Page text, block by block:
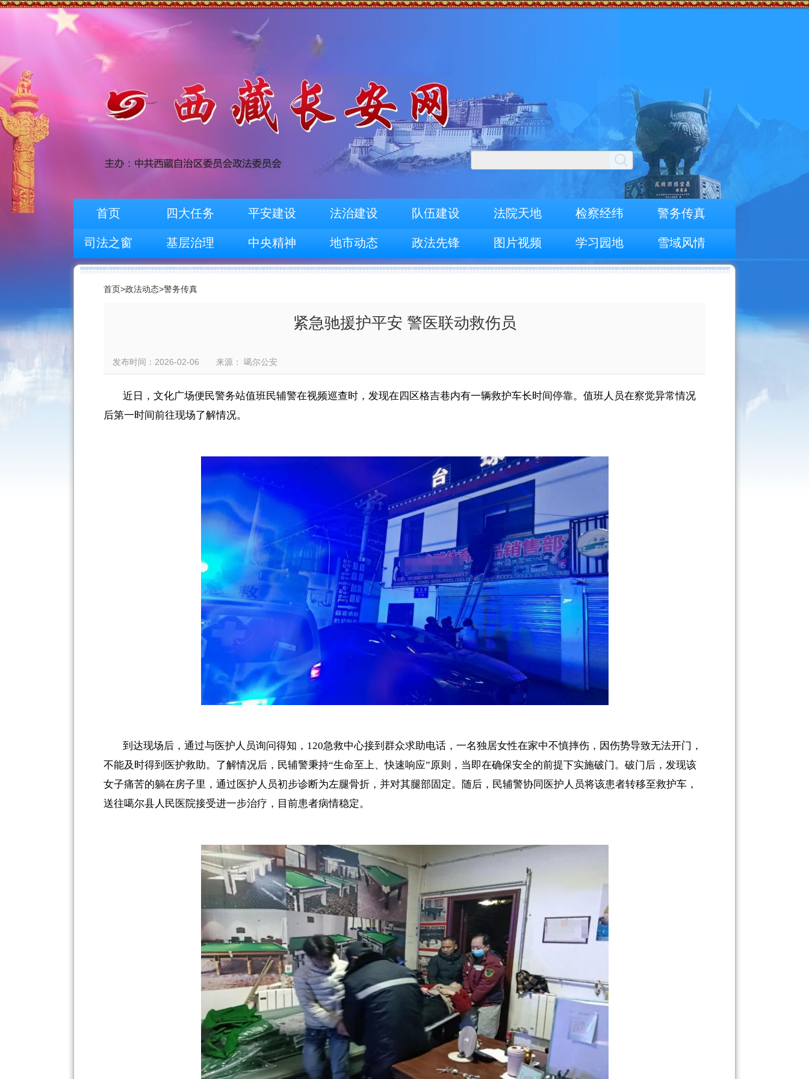
首页 四大任务 平安建设 法治建设 队伍建设 法院天地 检察经纬 警务传真
司法之窗 基层治理 中央精神 地市动态 政法先锋 图片视频 学习园地 雪域风情
首页>政法动态>警务传真
紧急驰援护平安 警医联动救伤员
发布时间：2026-02-06 来源： 噶尔公安
近日，文化广场便民警务站值班民辅警在视频巡查时， 发现在四区格吉巷内有一辆救护车长时间停靠。 值班人员在察觉异常情况
后第一时间前往现场了解情况。
到 达现场后， 通过与医护人员询问得知， 120急救中心接到群众求助电话，一名独居女性在家中不慎摔伤，因伤势导致无法开门 ，
不能及时得到医护救助。了解情况后，民辅警秉持“生命至上、快速响应”原则，当即在确保安全的前提下实施破门。破门后， 发现该
女子痛苦的躺在房子里，通过医护人员初步诊断为左腿骨折， 并对其腿部固定。随后，民辅警协同 医护人员将该患者转移至救护车 ，
送往噶尔县人民医院接受进一步治疗 ，目前患者病情稳定。